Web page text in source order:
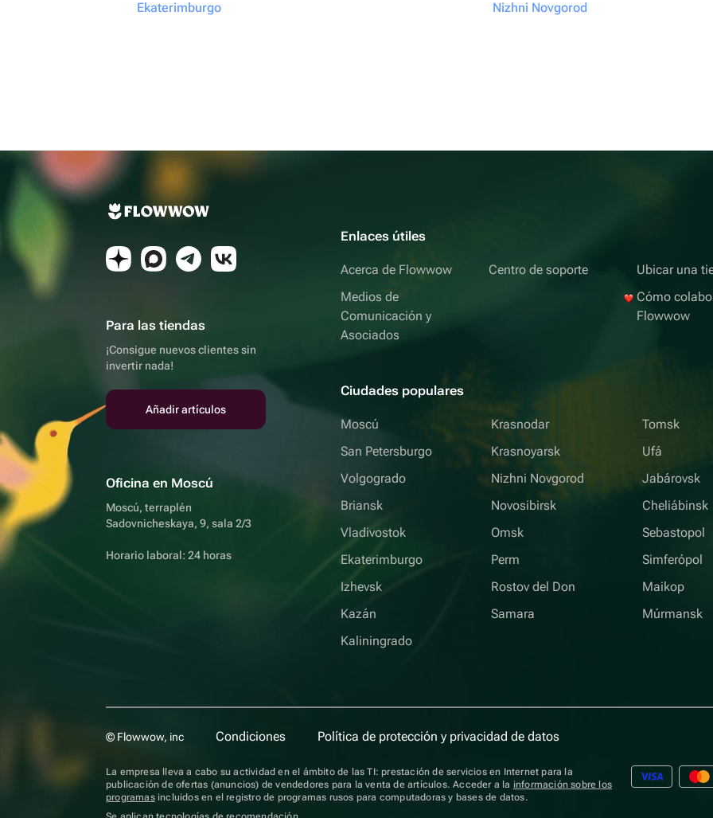
Ekaterimburgo
Nizhni Novgorod
Para las tiendas
¡Consigue nuevos clientes sin
invertir nada!
Añadir artículos
Oficina en Moscú
Moscú, terraplén
Sadovnicheskaya, 9, sala 2/3
Horario laboral: 24 horas
Enlaces útiles
Acerca de Flowwow
Medios de
Comunicación y
Asociados
Centro de soporte
Ubicar una
Cómo
Flowwow
Ciudades populares
Moscú
San Petersburgo
Volgogrado
Briansk
Vladivostok
Ekaterimburgo
Izhevsk
Kazán
Kaliningrado
Krasnodar
Krasnoyarsk
Nizhni Novgorod
Novosibirsk
Omsk
Perm
Rostov del Don
Samara
Tomsk
Ufá
Jabárovsk
Cheliábinsk
Sebastopol
Simferópol
Maikop
Múrmansk
© Flowwow, inc Condiciones Política de protección y privacidad de datos
La empresa lleva a cabo su actividad en el ámbito de las TI: prestación de servicios en Internet para la
publicación de ofertas (anuncios) de vendedores para la venta de artículos. Acceder a la información sobre los
programasincluidos en el registro de programas rusos para computadoras y bases de datos.